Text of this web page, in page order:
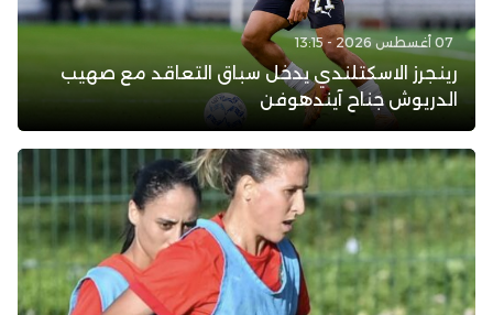
07 أغسطس 2026 - 13:15
رينجرز الاسكتلندي يدخل سباق التعاقد مع صهيب
الدريوش جناح آيندهوفن